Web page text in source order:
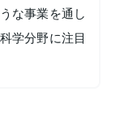
な事業を通し
学分野に注目